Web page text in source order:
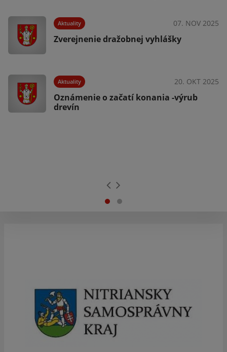
Aktuality 07. NOV 2025
Zverejnenie dražobnej vyhlášky
Aktuality 20. OKT 2025
Oznámenie o začatí konania -výrub
drevín